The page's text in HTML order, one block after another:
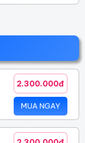
2.300.000đ
MUA NGAY